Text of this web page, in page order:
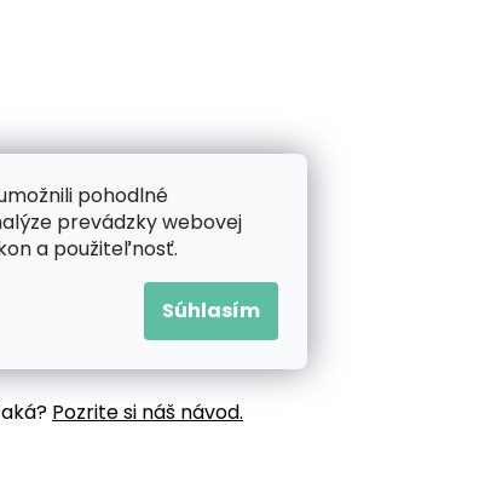
pohodlné
prevádzky webovej
a použiteľnosť.
Súhlasím
Pozrite si náš návod.